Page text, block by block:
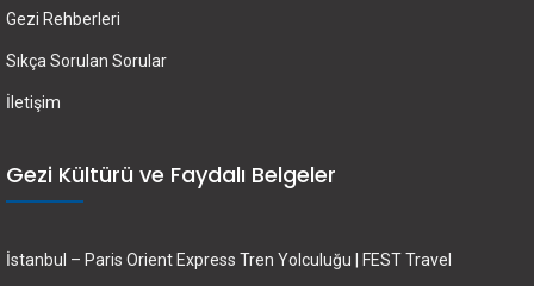
Gezi Rehberleri
Sıkça Sorulan Sorular
İletişim
Gezi Kültürü ve Faydalı Belgeler
İstanbul – Paris Orient Express Tren Yolculuğu | FEST Travel